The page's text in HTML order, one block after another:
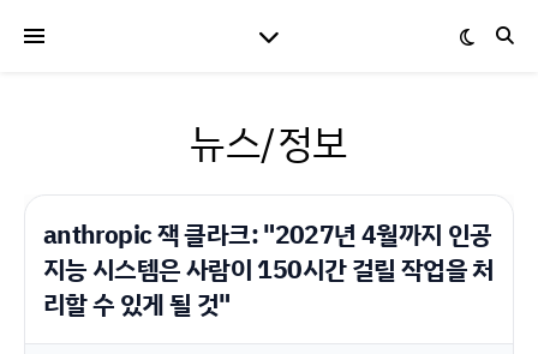
뉴스/정보
anthropic 잭 클라크: "2027년 4월까지 인공
지능 시스템은 사람이 150시간 걸릴 작업을 처
리할 수 있게 될 것"